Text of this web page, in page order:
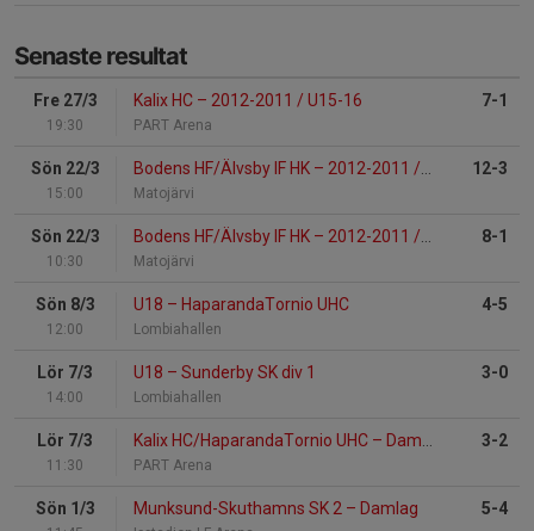
Senaste resultat
Fre 27/3
19:30
Kalix HC – 2012-2011 / U15-16
PART Arena
7-1
Sön 22/3
15:00
Bodens HF/Älvsby IF HK – 2012-2011 / U15-16
Matojärvi
12-3
Sön 22/3
10:30
Bodens HF/Älvsby IF HK – 2012-2011 / U15-16
Matojärvi
8-1
Sön 8/3
12:00
U18 – HaparandaTornio UHC
Lombiahallen
4-5
Lör 7/3
14:00
U18 – Sunderby SK div 1
Lombiahallen
3-0
Lör 7/3
11:30
Kalix HC/HaparandaTornio UHC – Damlag
PART Arena
3-2
Sön 1/3 Munksund-Skuthamns SK 2 – Damlag 5-4